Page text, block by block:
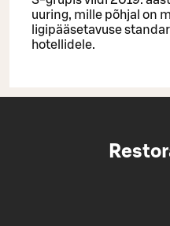
uuring, mille põhjal on
ligipääsetavuse
hotellidele.